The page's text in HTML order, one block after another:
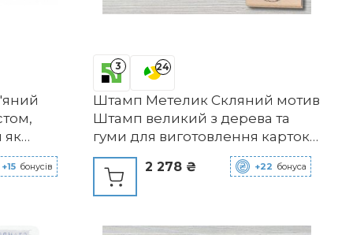
як
мм))
+15 бонусів
3 24
Штамп Метелик Скляний мотив
Штамп великий з дерева та
гуми для виготовлення карток,
Дерев'яний штамп, Тварини,
Штамп тварин, Альбом,
Текстильний штамп, Прикраса,
2 278 ₴ +22 бонуса